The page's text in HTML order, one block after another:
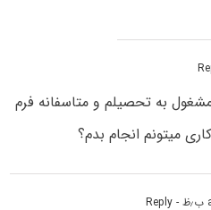
به تحصیلم و متاسفانه فرم
میتونم انجام بدم؟
- Reply